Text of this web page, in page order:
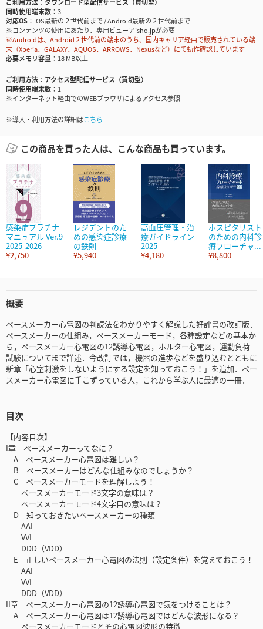
同時使用端末数
3
対応OS
iOS最新の２世代前まで / Android最新の２世代前まで
※コンテンツの使用にあたり、専用ビューアisho.jpが必要
※Androidは、Android２世代前の端末のうち、国内キャリア経由で販売されている端
末（Xperia、GALAXY、AQUOS、ARROWS、Nexusなど）にて動作確認しています
必要メモリ容量
18 MB以上
ご利用方法
アクセス型配信サービス（買切型）
同時使用端末数
1
※インターネット経由でのWEBブラウザによるアクセス参照
※導入・利用方法の詳細はこちら
この商品を買った人は、こんな商品も買っています。
感染症プラチナ
マニュアル Ver.9
2025-2026
¥2,750
レジデントのた
めの感染症診療
の鉄則
¥5,940
高血圧管理・治
療ガイドライン
2025
¥4,180
ホスピタリスト
のための内科診
療フローチャ...
¥8,800
概要
ペースメーカー心電図の判読法をわかりやすく解説した好評書の改訂版．
ペースメーカーの仕組み，ペースメーカーモード，各種設定などの基本か
ら，ペースメーカー心電図の12誘導心電図，ホルター心電図，運動負荷
試験についてまで詳述．今改訂では，機器の進歩などを盛り込むとともに
新章「心室刺激をしないようにする設定を知っておこう！」を追加．ペー
スメーカー心電図に手こずっている人，これから学ぶ人に最適の一冊．
目次
【内容目次】
I章 ペースメーカーってなに？
A ペースメーカー心電図は難しい？
B ペースメーカーはどんな仕組みなのでしょうか？
C ペースメーカーモードを理解しよう！
ペースメーカーモード3文字の意味は？
ペースメーカーモード4文字目の意味は？
D 知っておきたいペースメーカーの種類
AAI
VVI
DDD（VDD）
E 正しいペースメーカー心電図の法則（設定条件）を覚えておこう！
AAI
VVI
DDD（VDD）
II章 ペースメーカー心電図の12誘導心電図で気をつけることは？
A ペースメーカー心電図は12誘導心電図ではどんな波形になる？
ペースメーカーモードとその心電図波形の特徴